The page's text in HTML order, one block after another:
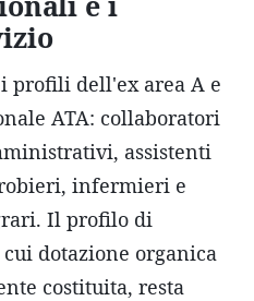
profili dell'ex area A e
ATA: collaboratori
assistenti
infermieri e
Il profilo di
dotazione organica
costituita, resta